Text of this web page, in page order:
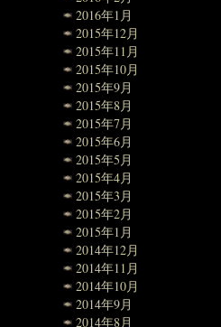
2016年1月
2015年12月
2015年11月
2015年10月
2015年9月
2015年8月
2015年7月
2015年6月
2015年5月
2015年4月
2015年3月
2015年2月
2015年1月
2014年12月
2014年11月
2014年10月
2014年9月
2014年8月